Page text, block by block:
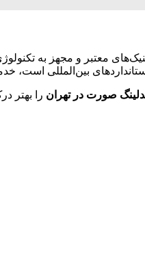
معتبر و مجهز به
استانداردهای بین‌المللی
صورت در تهران را بهتر